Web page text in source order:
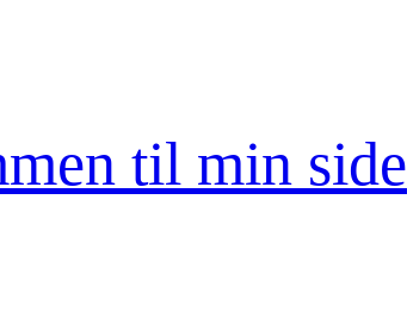
til min side